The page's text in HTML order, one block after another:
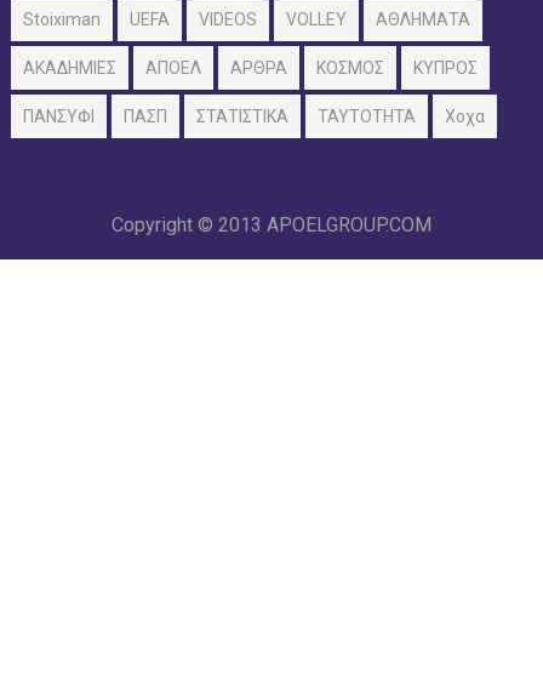
Stoiximan UEFA VIDEOS VOLLEY ΑΘΛΗΜΑΤΑ
ΑΚΑΔΗΜΙΕΣ ΑΠΟΕΛ ΑΡΘΡΑ ΚΟΣΜΟΣ ΚΥΠΡΟΣ
ΠΑΝΣΥΦΙ ΠΑΣΠ ΣΤΑΤΙΣΤΙΚΑ ΤΑΥΤΟΤΗΤΑ Χοχα
Copyright © 2013 APOELGROUP.COM